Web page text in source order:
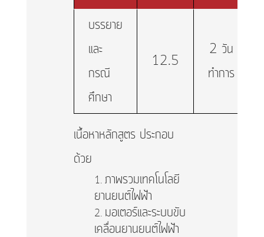
บรรยาย
และ
กรณี
ศึกษา
12.5
2 วัน
ทำการ
เนื้อหาหลักสูตร ประกอบ
ด้วย
ภาพรวมเทคโนโลยี
ยานยนต์ไฟฟ้า
มอเตอร์และระบบขับ
เคลื่อนยานยนต์ไฟฟ้า